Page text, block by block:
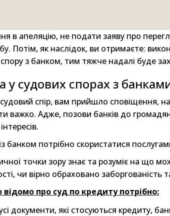
в апеляцію, не подати заяву про
Потім, як наслідок, ви отримаєте:
з банком, тим тяжче надалі буде
у судових спорах з
спір, вам прийшло сповіщення,
важко. Адже, позови банків до
банком потрібно скористатися
точки зору знає та розуміє на що
чи вірно обраховано
про суд по кредиту потрібно:
документи, які стосуються кредиту,